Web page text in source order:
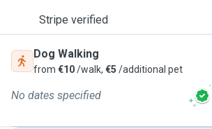
Stripe verified
Dog Walking
from €10/walk, €5 /additional pet
No dates specified